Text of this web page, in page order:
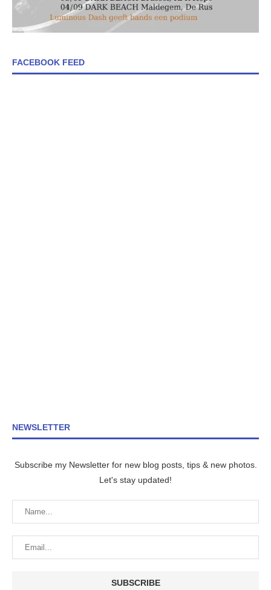
FACEBOOK FEED
NEWSLETTER
Subscribe my Newsletter for new blog posts, tips & new photos.
Let's stay updated!